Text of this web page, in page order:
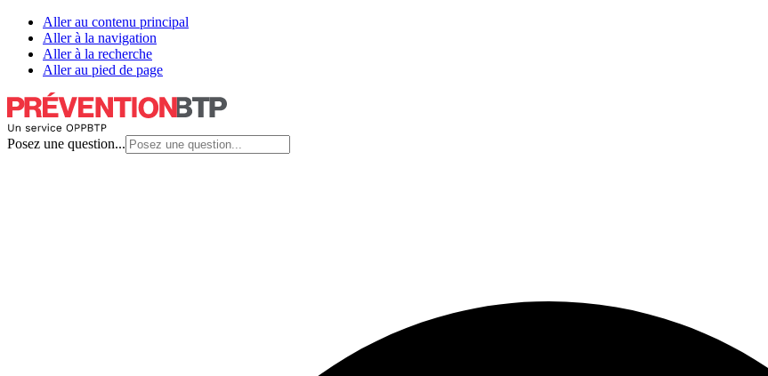
Aller au contenu principal
Aller à la navigation
Aller à la recherche
Aller au pied de page
Posez une question...